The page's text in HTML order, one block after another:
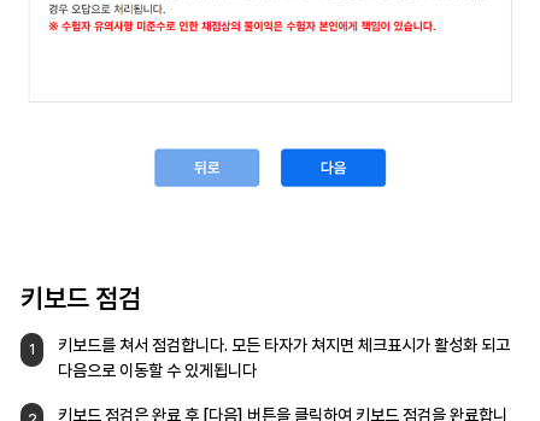
키보드 점검
1 키보드를 쳐서 점검합니다. 모든 타자가 쳐지면 체크표시가 활성화 되고
다음으로 이동할 수 있게됩니다
키보드 점검은 완료 후 [다음] 버튼을 클릭하여 키보드 점검을 완료합니